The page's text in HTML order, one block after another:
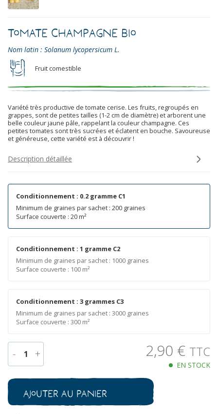
Tomate Champagne Bio
Nom latin : Solanum lycopersicum L.
Fruit comestible
Variété très productive de tomate cerise. Les fruits, regroupés en
grappes, sont de petites tailles (1-2 cm de diamètre) et arborent une
belle couleur jaune pâle, rappelant la couleur champagne. Ces
petites tomates sont très sucrées et éclatent en bouche. Savoureuse
et généreuse, cette variété est à découvrir !
Description détaillée
Conditionnement : 0.2 gramme C1
Minimum de graines par sachet : 200 graines
Surface couverte : 20 m²
Conditionnement : 1 gramme C2
Minimum de graines par sachet : 1000 graines
Surface couverte : 100 m²
Conditionnement : 3 grammes C3
Minimum de graines par sachet : 3000 graines
Surface couverte : 300 m²
- 1 +
de
Tomate
Champagne
2,90 € TTC
EN STOCK
Ajouter au panier